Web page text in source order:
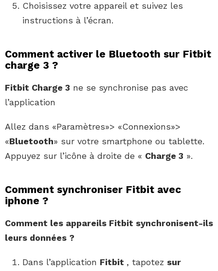
Choisissez votre appareil et suivez les
instructions à l’écran.
Comment activer le Bluetooth sur Fitbit
charge 3 ?
Fitbit Charge 3 ne se synchronise pas avec
l’application
Allez dans «Paramètres»> «Connexions»>
«Bluetooth» sur votre smartphone ou tablette.
Appuyez sur l’icône à droite de « Charge 3 ».
Comment synchroniser Fitbit avec
iphone ?
Comment les appareils Fitbit synchronisent-ils
leurs données ?
Dans l’application Fitbit , tapotez sur